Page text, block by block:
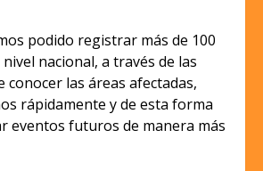
podido registrar más de 100
nacional, a través de las
conocer las áreas afectadas,
rápidamente y de esta forma
eventos futuros de manera más